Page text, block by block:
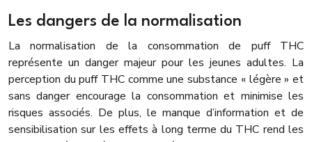
Les dangers de la normalisation
La normalisation de la consommation de puff THC
représente un danger majeur pour les jeunes adultes. La
perception du puff THC comme une substance « légère » et
sans danger encourage la consommation et minimise les
risques associés. De plus, le manque d’information et de
sensibilisation sur les effets à long terme du THC rend les